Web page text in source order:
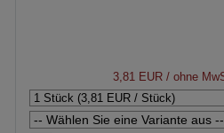
3,81 EUR / ohne